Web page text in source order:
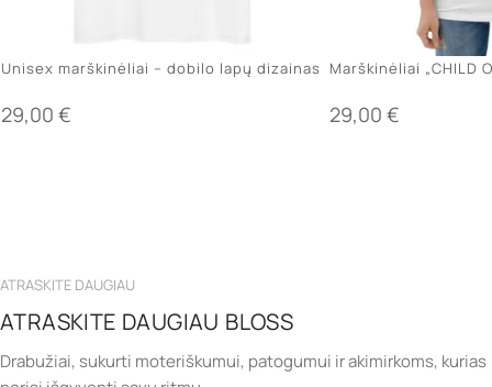
Unisex marškinėliai – dobilo lapų dizainas
29,00 €
Marškinėliai „CHILD
29,00 €
ATRASKITE DAUGIAU
ATRASKITE DAUGIAU BLOSS
Drabužiai, sukurti moteriškumui, patogumui ir akimirkoms, kurias